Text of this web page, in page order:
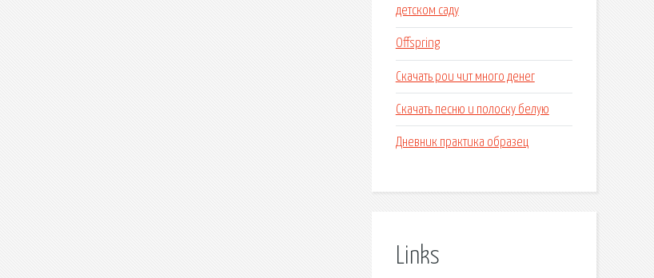
детском саду
Offspring
Скачать pou чит много денег
Скачать песню и полоску белую
Дневник практика образец
Links